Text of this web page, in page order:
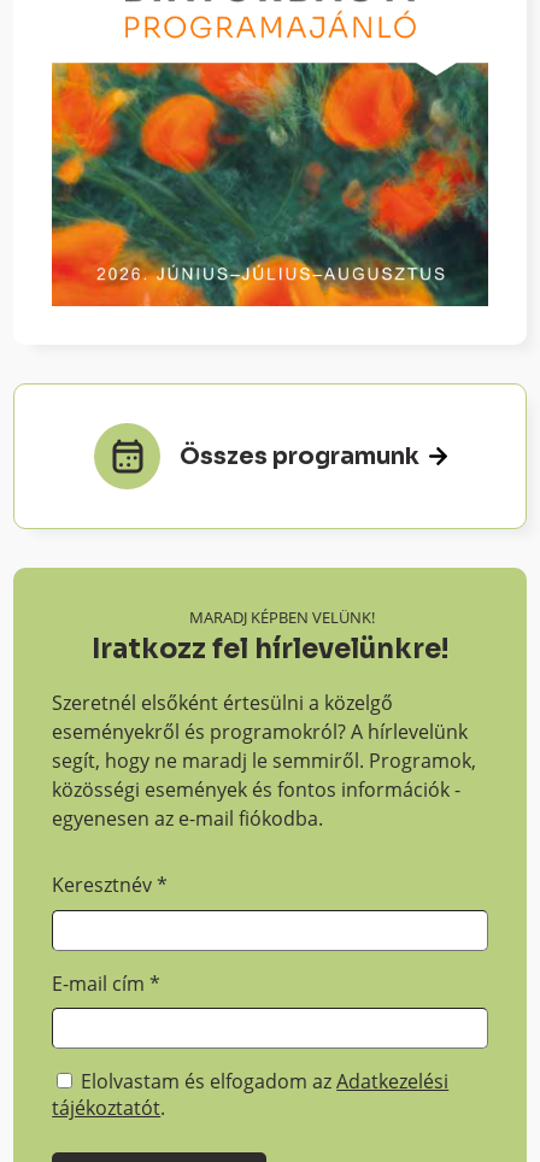
Összes programunk
MARADJ KÉPBEN VELÜNK!
Iratkozz fel hírlevelünkre!
Szeretnél elsőként értesülni a közelgő
eseményekről és programokról? A hírlevelünk
segít, hogy ne maradj le semmiről. Programok,
közösségi események és fontos információk -
egyenesen az e-mail fiókodba.
Keresztnév*
E-mail cím*
Elolvastam és elfogadom azAdatkezelési
tájékoztatót.